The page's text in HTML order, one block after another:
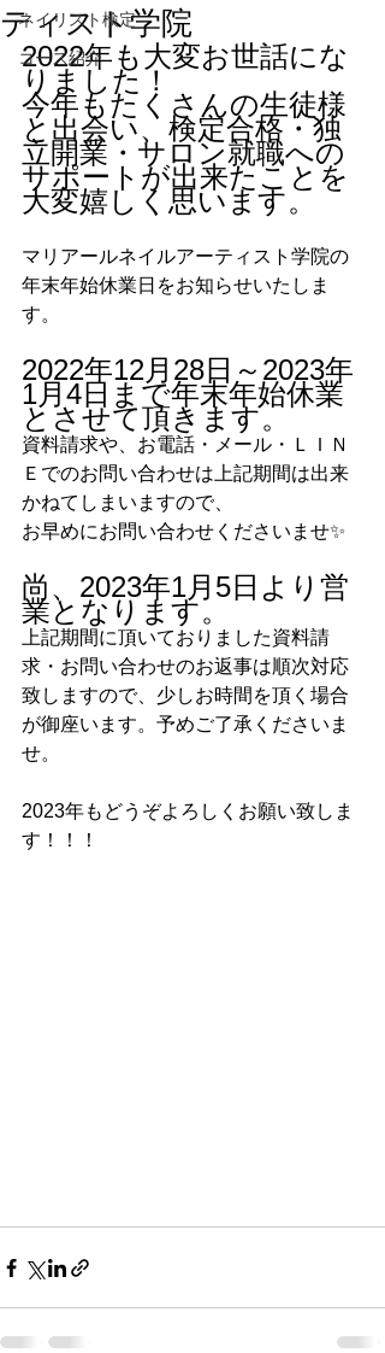
ネイリスト検定
コース紹介
ティスト学院
2022年も大変お世話にな
りました！
今年もたくさんの生徒様
と出会い、検定合格・独
立開業・サロン就職への
サポートが出来たことを
大変嬉しく思います。
マリアールネイルアーティスト学院の
年末年始休業日をお知らせいたしま
す。
2022年12月28日～2023年
1月4日まで年末年始休業
とさせて頂きます。
資料請求や、お電話・メール・ＬＩＮ
Ｅでのお問い合わせは上記期間は出来
かねてしまいますので、
お早めにお問い合わせくださいませ✨
尚、2023年1月5日より営
業となります。
上記期間に頂いておりました資料請
求・お問い合わせのお返事は順次対応
致しますので、少しお時間を頂く場合
が御座います。予めご了承くださいま
せ。
2023年もどうぞよろしくお願い致しま
す！！！